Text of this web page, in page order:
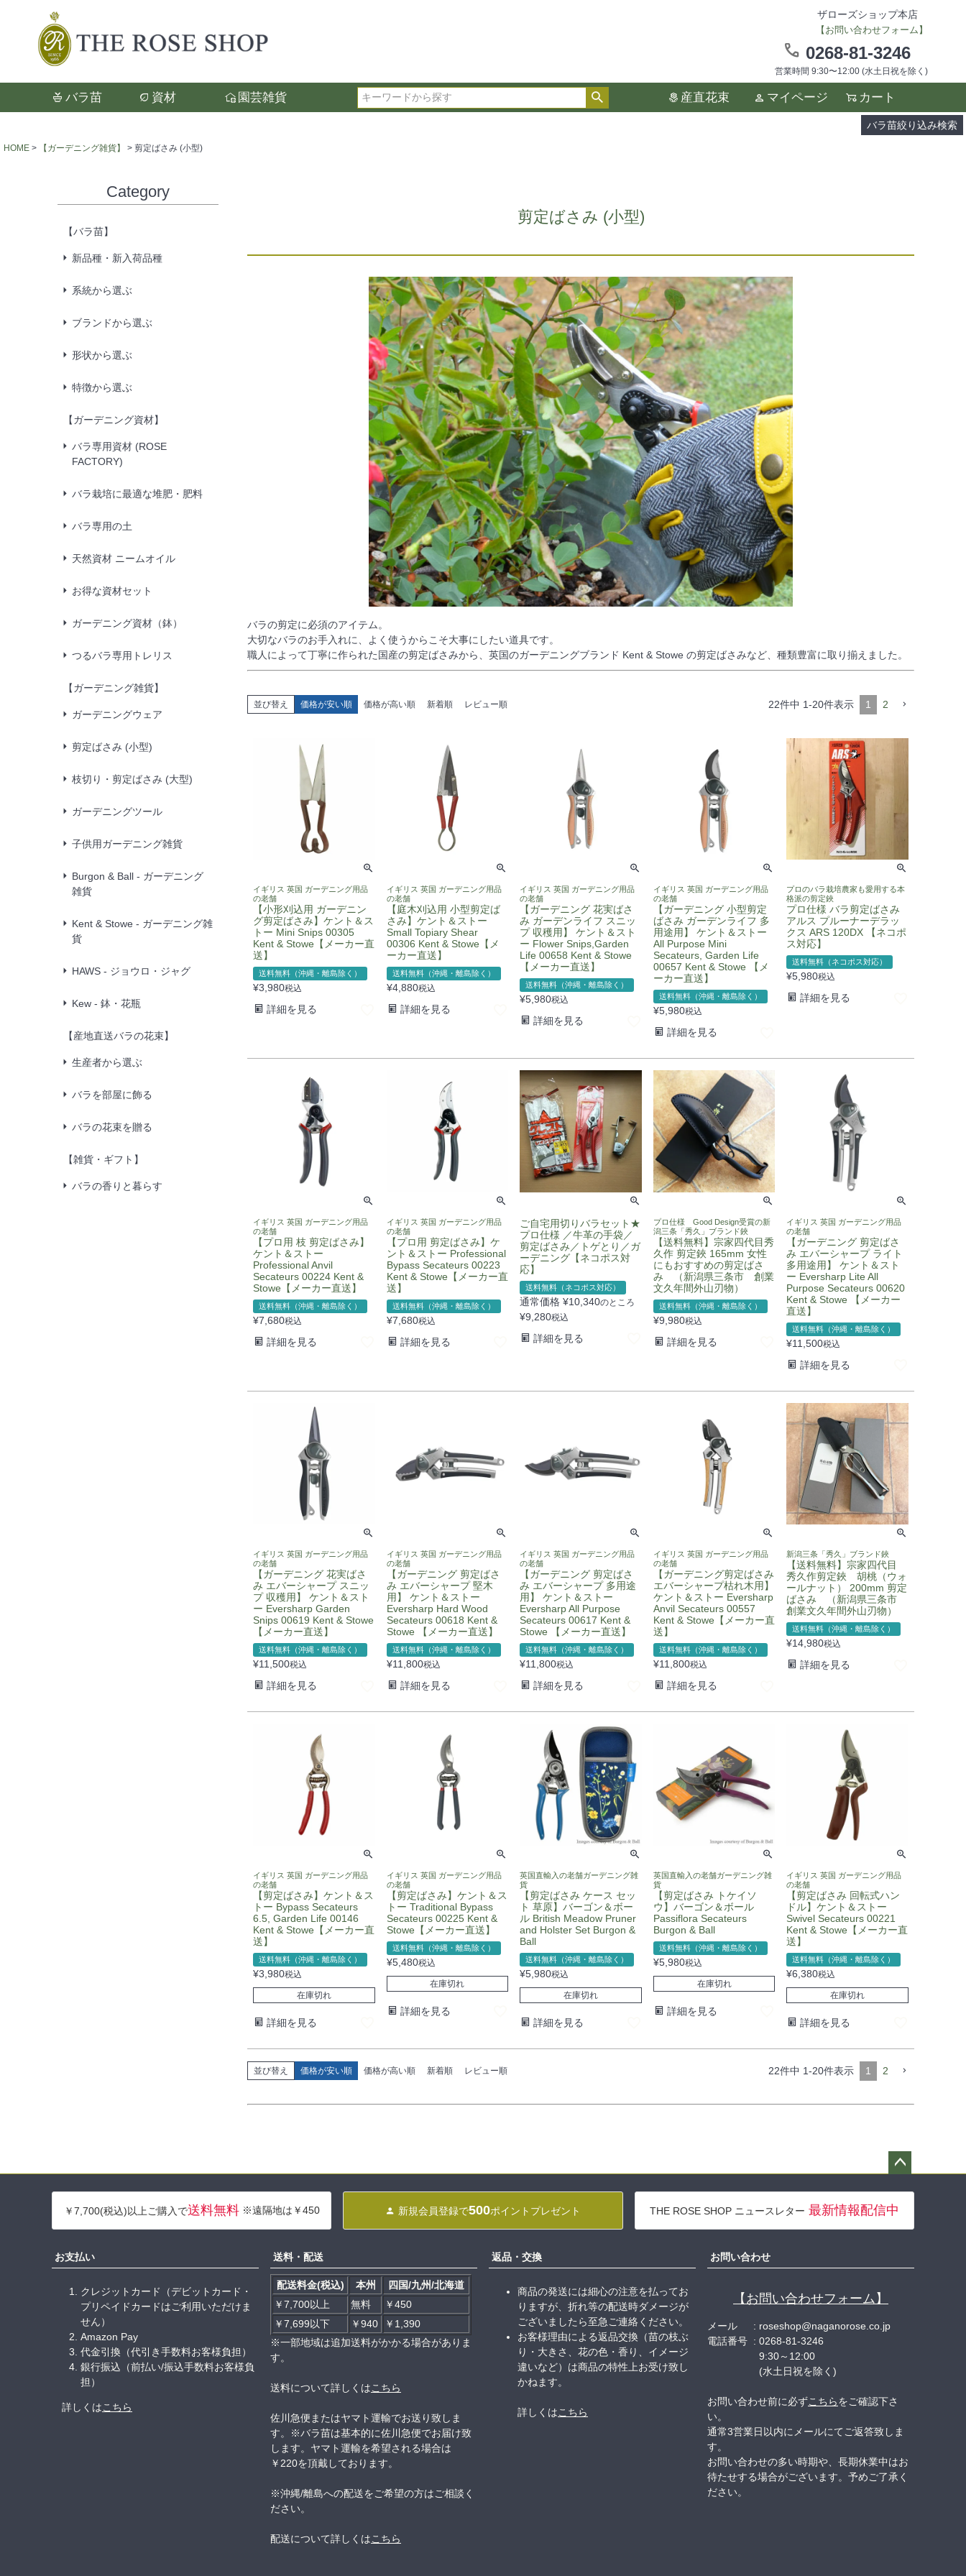
ザローズショップ本店
【お問い合わせフォーム】
0268-81-3246
営業時間 9:30〜12:00 (水土日祝を除く)
バラ苗 資材 園芸雑貨
検索 産直花束 マイページ カート
バラ苗絞り込み検索
検索
選択した項目全てに該当する品種のみ検索結果に表示されます。
タイプ、カラー、ブランドなどは1つずつ選択してください。
HOME 【ガーデニング雑貨】 剪定ばさみ (小型)
Category
【バラ苗】
新品種・新入荷品種
系統から選ぶ
ブランドから選ぶ
形状から選ぶ
特徴から選ぶ
【ガーデニング資材】
バラ専用資材 (ROSE
FACTORY)
バラ栽培に最適な堆肥・肥料
バラ専用の土
天然資材 ニームオイル
お得な資材セット
ガーデニング資材（鉢）
つるバラ専用トレリス
【ガーデニング雑貨】
ガーデニングウェア
剪定ばさみ (小型)
枝切り・剪定ばさみ (大型)
ガーデニングツール
子供用ガーデニング雑貨
Burgon & Ball - ガーデニング
雑貨
Kent & Stowe - ガーデニング雑
貨
HAWS - ジョウロ・ジャグ
Kew - 鉢・花瓶
【産地直送バラの花束】
生産者から選ぶ
バラを部屋に飾る
バラの花束を贈る
【雑貨・ギフト】
バラの香りと暮らす
剪定ばさみ (小型)
バラの剪定に必須のアイテム。
大切なバラのお手入れに、よく使うからこそ大事にしたい道具です。
職人によって丁寧に作られた国産の剪定ばさみから、英国のガーデニングブランド Kent & Stowe の剪定ばさみなど、種類豊富に取り揃えました。
並び替え 価格が安い順 価格が高い順 新着順 レビュー順 22件中 1-20件表示 1 2
イギリス 英国 ガーデニング用品
の老舗
【小形刈込用 ガーデニン
グ剪定ばさみ】ケント＆ス
トー Mini Snips 00305
Kent & Stowe【メーカー直
送】
送料無料（沖縄・離島除く）
¥3,980税込
詳細を見る
イギリス 英国 ガーデニング用品
の老舗
【庭木刈込用 小型剪定ば
さみ】ケント＆ストー
Small Topiary Shear
00306 Kent & Stowe【メ
ーカー直送】
送料無料（沖縄・離島除く）
¥4,880税込
詳細を見る
イギリス 英国 ガーデニング用品
の老舗
【ガーデニング 花実ばさ
み ガーデンライフ スニッ
プ 収穫用】 ケント＆スト
ー Flower Snips,Garden
Life 00658 Kent & Stowe
【メーカー直送】
送料無料（沖縄・離島除く）
¥5,980税込
詳細を見る
イギリス 英国 ガーデニング用品
の老舗
【ガーデニング 小型剪定
ばさみ ガーデンライフ 多
用途用】 ケント＆ストー
All Purpose Mini
Secateurs, Garden Life
00657 Kent & Stowe 【メ
ーカー直送】
送料無料（沖縄・離島除く）
¥5,980税込
詳細を見る
プロのバラ栽培農家も愛用する本
格派の剪定鋏
プロ仕様 バラ剪定ばさみ
アルス プルーナーデラッ
クス ARS 120DX 【ネコポ
ス対応】
送料無料（ネコポス対応）
¥5,980税込
詳細を見る
イギリス 英国 ガーデニング用品
の老舗
【プロ用 枝 剪定ばさみ】
ケント＆ストー
Professional Anvil
Secateurs 00224 Kent &
Stowe【メーカー直送】
送料無料（沖縄・離島除く）
¥7,680税込
詳細を見る
イギリス 英国 ガーデニング用品
の老舗
【プロ用 剪定ばさみ】ケ
ント＆ストー Professional
Bypass Secateurs 00223
Kent & Stowe【メーカー直
送】
送料無料（沖縄・離島除く）
¥7,680税込
詳細を見る
ご自宅用切りバラセット★
プロ仕様 ／牛革の手袋／
剪定ばさみ／トゲとり／ガ
ーデニング【ネコポス対
応】
送料無料（ネコポス対応）
通常価格 ¥10,340のところ
¥9,280税込
詳細を見る
プロ仕様 Good Design受賞の新
潟三条「秀久」ブランド鋏
【送料無料】宗家四代目秀
久作 剪定鋏 165mm 女性
にもおすすめの剪定ばさ
み （新潟県三条市 創業
文久年間外山刃物）
送料無料（沖縄・離島除く）
¥9,980税込
詳細を見る
イギリス 英国 ガーデニング用品
の老舗
【ガーデニング 剪定ばさ
み エバーシャープ ライト
多用途用】 ケント＆スト
ー Eversharp Lite All
Purpose Secateurs 00620
Kent & Stowe 【メーカー
直送】
送料無料（沖縄・離島除く）
¥11,500税込
詳細を見る
イギリス 英国 ガーデニング用品
の老舗
【ガーデニング 花実ばさ
み エバーシャープ スニッ
プ 収穫用】 ケント＆スト
ー Eversharp Garden
Snips 00619 Kent & Stowe
【メーカー直送】
送料無料（沖縄・離島除く）
¥11,500税込
詳細を見る
イギリス 英国 ガーデニング用品
の老舗
【ガーデニング 剪定ばさ
み エバーシャープ 堅木
用】 ケント＆ストー
Eversharp Hard Wood
Secateurs 00618 Kent &
Stowe 【メーカー直送】
送料無料（沖縄・離島除く）
¥11,800税込
詳細を見る
イギリス 英国 ガーデニング用品
の老舗
【ガーデニング 剪定ばさ
み エバーシャープ 多用途
用】 ケント＆ストー
Eversharp All Purpose
Secateurs 00617 Kent &
Stowe 【メーカー直送】
送料無料（沖縄・離島除く）
¥11,800税込
詳細を見る
イギリス 英国 ガーデニング用品
の老舗
【ガーデニング剪定ばさみ
エバーシャープ枯れ木用】
ケント＆ストー Eversharp
Anvil Secateurs 00557
Kent & Stowe【メーカー直
送】
送料無料（沖縄・離島除く）
¥11,800税込
詳細を見る
新潟三条「秀久」ブランド鋏
【送料無料】宗家四代目
秀久作剪定鋏 胡桃（ウォ
ールナット） 200mm 剪定
ばさみ （新潟県三条市
創業文久年間外山刃物）
送料無料（沖縄・離島除く）
¥14,980税込
詳細を見る
イギリス 英国 ガーデニング用品
の老舗
【剪定ばさみ】ケント＆ス
トー Bypass Secateurs
6.5, Garden Life 00146
Kent & Stowe【メーカー直
送】
送料無料（沖縄・離島除く）
¥3,980税込
在庫切れ
詳細を見る
イギリス 英国 ガーデニング用品
の老舗
【剪定ばさみ】ケント＆ス
トー Traditional Bypass
Secateurs 00225 Kent &
Stowe【メーカー直送】
送料無料（沖縄・離島除く）
¥5,480税込
在庫切れ
詳細を見る
英国直輸入の老舗ガーデニング雑
貨
【剪定ばさみ ケース セッ
ト 草原】バーゴン＆ボー
ル British Meadow Pruner
and Holster Set Burgon &
Ball
送料無料（沖縄・離島除く）
¥5,980税込
在庫切れ
詳細を見る
英国直輸入の老舗ガーデニング雑
貨
【剪定ばさみ トケイソ
ウ】バーゴン＆ボール
Passiflora Secateurs
Burgon & Ball
送料無料（沖縄・離島除く）
¥5,980税込
在庫切れ
詳細を見る
イギリス 英国 ガーデニング用品
の老舗
【剪定ばさみ 回転式ハン
ドル】ケント＆ストー
Swivel Secateurs 00221
Kent & Stowe【メーカー直
送】
送料無料（沖縄・離島除く）
¥6,380税込
在庫切れ
詳細を見る
並び替え 価格が安い順 価格が高い順 新着順 レビュー順 22件中 1-20件表示 1 2
ップ
へ
￥7,700(税込)以上ご購入で送料無料※遠隔地は￥450 新規会員登録で500ポイントプレゼント THE ROSE SHOP ニュースレター 最新情報配信中
お支払い
クレジットカード（デビットカード・
プリペイドカードはご利用いただけま
せん）
Amazon Pay
代金引換（代引き手数料お客様負担）
銀行振込（前払い/振込手数料お客様負
担）
詳しくはこちら
送料・配送
配送料金(税込) 本州
四国/九州/北海道
￥7,700以上
無料
￥450
￥7,699以下
￥940
￥1,390
※一部地域は追加送料がかかる場合がありま
す。
送料について詳しくはこちら
佐川急便またはヤマト運輸でお送り致しま
す。※バラ苗は基本的に佐川急便でお届け致
します。ヤマト運輸を希望される場合は
￥220を頂戴しております。
※沖縄/離島への配送をご希望の方はご相談く
ださい。
配送について詳しくはこちら
返品・交換
商品の発送には細心の注意を払ってお
りますが、折れ等の配送時ダメージが
ございましたら至急ご連絡ください。
お客様理由による返品交換（苗の枝ぶ
り・大きさ、花の色・香り、イメージ
違いなど）は商品の特性上お受け致し
かねます。
詳しくはこちら
お問い合わせ
【お問い合わせフォーム】
メール
roseshop@naganorose.co.jp
電話番号
0268-81-3246
9:30～12:00
(水土日祝を除く)
お問い合わせ前に必ずこちらをご確認下さ
い。
通常3営業日以内にメールにてご返答致しま
す。
お問い合わせの多い時期や、長期休業中はお
待たせする場合がございます。予めご了承く
ださい。